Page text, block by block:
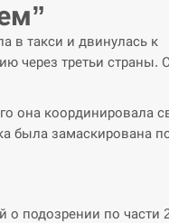
в такси и двинулась к
через третьи страны.
она координировала
была замаскирована
о подозрении по части